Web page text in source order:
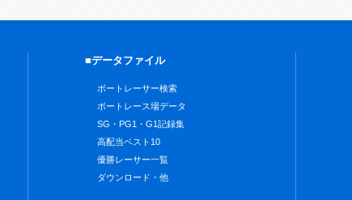
■データファイル
ボートレーサー検索
ボートレース場データ
SG・PG1・G1記録集
高配当ベスト10
優勝レーサー一覧
ダウンロード・他